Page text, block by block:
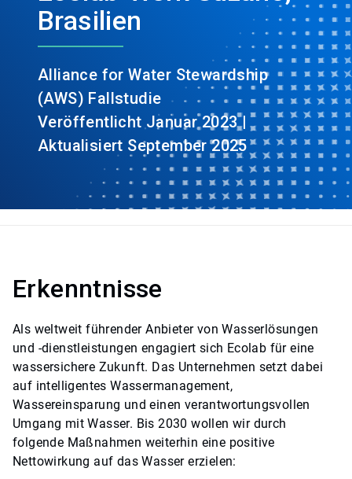
Brasilien
Alliance for Water Stewardship
(AWS) Fallstudie
Veröffentlicht Januar 2023 |
Aktualisiert September 2025
Erkenntnisse
Als weltweit führender Anbieter von Wasserlösungen
und -dienstleistungen engagiert sich Ecolab für eine
wassersichere Zukunft. Das Unternehmen setzt dabei
auf intelligentes Wassermanagement,
Wassereinsparung und einen verantwortungsvollen
Umgang mit Wasser. Bis 2030 wollen wir durch
folgende Maßnahmen weiterhin eine positive
Nettowirkung auf das Wasser erzielen: